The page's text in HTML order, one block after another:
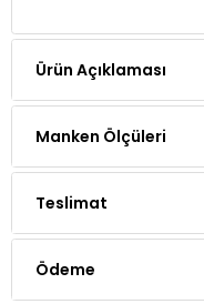
Ürün Açıklaması
Manken Ölçüleri
Teslimat
Ödeme